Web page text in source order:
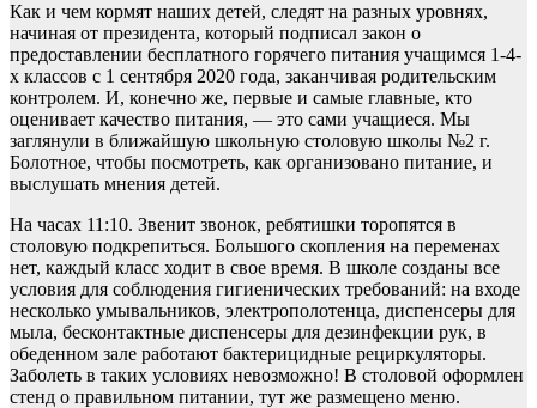
Как и чем кормят наших детей, следят на разных уровнях,
начиная от президента, который подписал закон о
предоставлении бесплатного горячего питания учащимся 1-4-
х классов с 1 сентября 2020 года, заканчивая родительским
контролем. И, конечно же, первые и самые главные, кто
оценивает качество питания, — это сами учащиеся. Мы
заглянули в ближайшую школьную столовую школы №2 г.
Болотное, чтобы посмотреть, как организовано питание, и
выслушать мнения детей.
На часах 11:10. Звенит звонок, ребятишки торопятся в
столовую подкрепиться. Большого скопления на переменах
нет, каждый класс ходит в свое время. В школе созданы все
условия для соблюдения гигиенических требований: на входе
несколько умывальников, электрополотенца, диспенсеры для
мыла, бесконтактные диспенсеры для дезинфекции рук, в
обеденном зале работают бактерицидные рециркуляторы.
Заболеть в таких условиях невозможно! В столовой оформлен
стенд о правильном питании, тут же размещено меню.